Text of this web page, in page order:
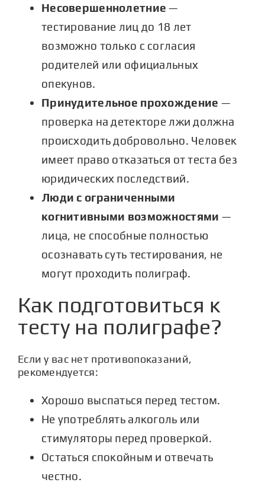
Несовершеннолетние —
тестирование лиц до 18 лет
возможно только с согласия
родителей или официальных
опекунов.
Принудительное прохождение —
проверка на детекторе лжи должна
происходить добровольно. Человек
имеет право отказаться от теста без
юридических последствий.
Люди с ограниченными
когнитивными возможностями —
лица, не способные полностью
осознавать суть тестирования, не
могут проходить полиграф.
Как подготовиться к
тесту на полиграфе?
Если у вас нет противопоказаний,
рекомендуется:
Хорошо выспаться перед тестом.
Не употреблять алкоголь или
стимуляторы перед проверкой.
Остаться спокойным и отвечать
честно.